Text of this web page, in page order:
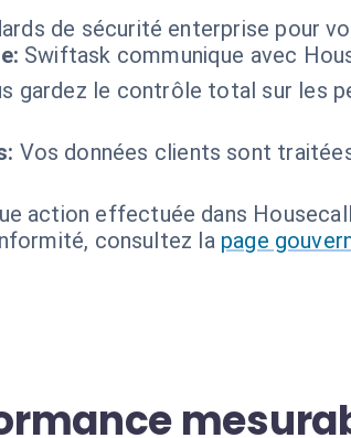
de sécurité enterprise pour
Swiftask communique avec
gardez le contrôle total sur les
Vos données clients sont
action effectuée dans
consultez la page